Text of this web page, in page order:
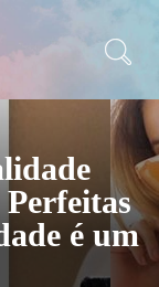
é um